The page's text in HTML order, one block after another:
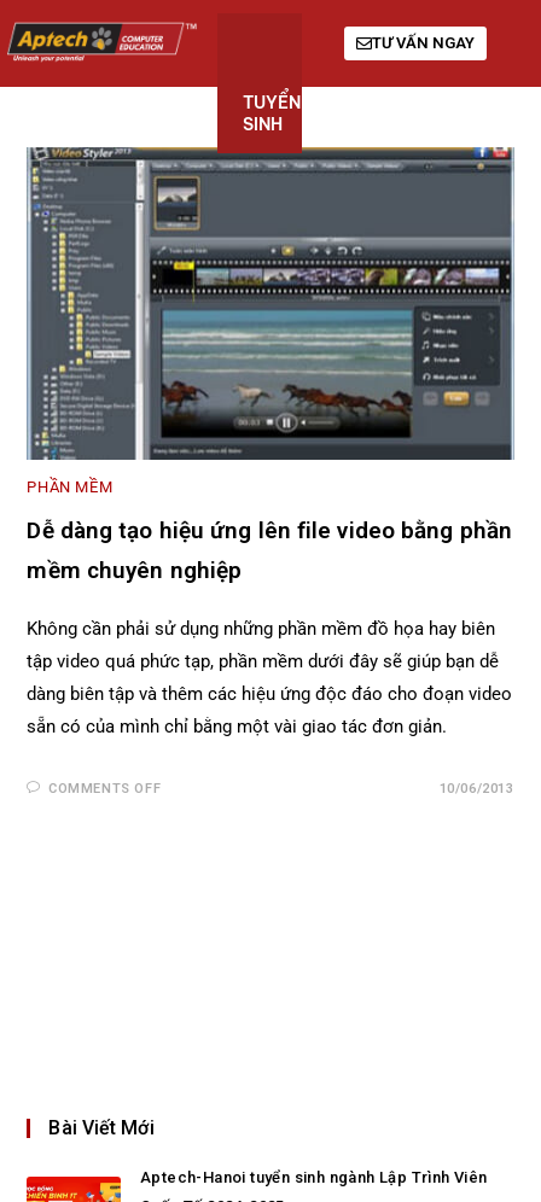
TUYỂN
SINH
TƯ VẤN NGAY
PHẦN MỀM
Dễ dàng tạo hiệu ứng lên file video bằng phần
mềm chuyên nghiệp
Không cần phải sử dụng những phần mềm đồ họa hay biên
tập video quá phức tạp, phần mềm dưới đây sẽ giúp bạn dễ
dàng biên tập và thêm các hiệu ứng độc đáo cho đoạn video
sẵn có của mình chỉ bằng một vài giao tác đơn giản.
COMMENTS OFF 10/06/2013
Bài Viết Mới
Aptech-Hanoi tuyển sinh ngành Lập Trình Viên